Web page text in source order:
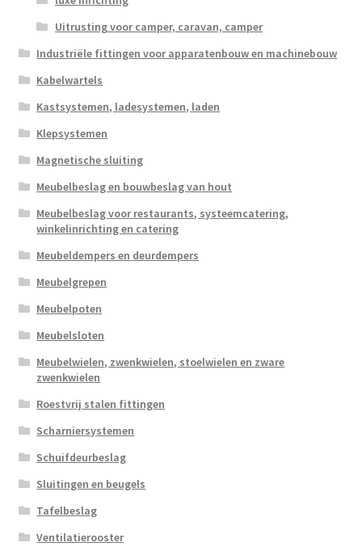
Uitrusting voor camper, caravan, camper
Industriële fittingen voor apparatenbouw en machinebouw
Kabelwartels
Kastsystemen, ladesystemen, laden
Klepsystemen
Magnetische sluiting
Meubelbeslag en bouwbeslag van hout
Meubelbeslag voor restaurants, systeemcatering,
winkelinrichting en catering
Meubeldempers en deurdempers
Meubelgrepen
Meubelpoten
Meubelsloten
Meubelwielen, zwenkwielen, stoelwielen en zware
zwenkwielen
Roestvrij stalen fittingen
Scharniersystemen
Schuifdeurbeslag
Sluitingen en beugels
Tafelbeslag
Ventilatierooster